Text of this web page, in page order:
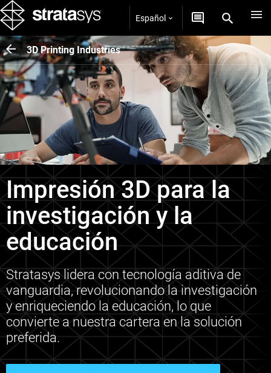
Español
3D Printing Industries
Impresión 3D para la
investigación y la
educación
Stratasys lidera con tecnología aditiva de
vanguardia, revolucionando la investigación
y enriqueciendo la educación, lo que
convierte a nuestra cartera en la solución
preferida.